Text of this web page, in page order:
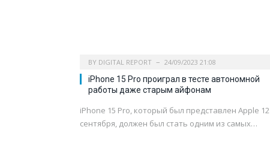
BY DIGITAL REPORT 24/09/2023 21:08
iPhone 15 Pro проиграл в тесте автономной
работы даже старым айфонам
iPhone 15 Pro, который был представлен Apple 12
сентября, должен был стать одним из самых…